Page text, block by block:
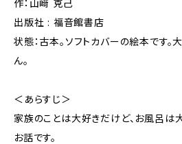
作：山﨑 克己
出版社 : 福音館書店
状態：古本。ソフトカバーの絵本です。
ん。
＜あらすじ＞
家族のことは大好きだけど、お風呂は大
お話です。